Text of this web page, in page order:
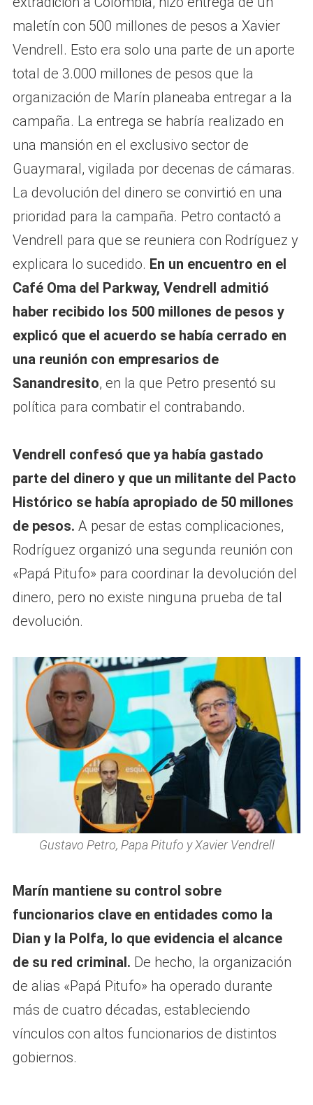
maletín con 500 millones de pesos a Xavier
Vendrell. Esto era solo una parte de un aporte
total de 3.000 millones de pesos que la
organización de Marín planeaba entregar a la
campaña. La entrega se habría realizado en
una mansión en el exclusivo sector de
Guaymaral, vigilada por decenas de cámaras.
La devolución del dinero se convirtió en una
prioridad para la campaña. Petro contactó a
Vendrell para que se reuniera con Rodríguez y
explicara lo sucedido. En un encuentro en el
Café Oma del Parkway, Vendrell admitió
haber recibido los 500 millones de pesos y
explicó que el acuerdo se había cerrado en
una reunión con empresarios de
Sanandresito, en la que Petro presentó su
política para combatir el contrabando.
Vendrell confesó que ya había gastado
parte del dinero y que un militante del Pacto
Histórico se había apropiado de 50 millones
de pesos. A pesar de estas complicaciones,
Rodríguez organizó una segunda reunión con
«Papá Pitufo» para coordinar la devolución del
dinero, pero no existe ninguna prueba de tal
devolución.
Gustavo Petro, Papa Pitufo y Xavier Vendrell
Marín mantiene su control sobre
funcionarios clave en entidades como la
Dian y la Polfa, lo que evidencia el alcance
de su red criminal. De hecho, la organización
de alias «Papá Pitufo» ha operado durante
más de cuatro décadas, estableciendo
vínculos con altos funcionarios de distintos
gobiernos.